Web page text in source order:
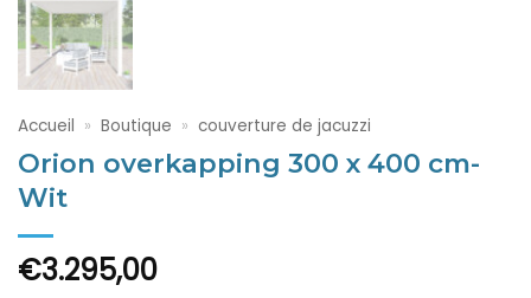
Accueil » Boutique » couverture de jacuzzi
Orion overkapping 300 x 400 cm-
Wit
€3.295,00